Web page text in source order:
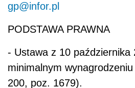
gp@infor.pl
PODSTAWA PRAWNA
- Ustawa z 10 października
minimalnym
200, poz. 1679).